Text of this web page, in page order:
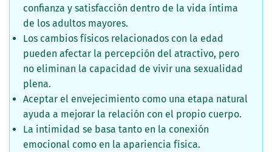
confianza y satisfacción dentro de la vida íntima
de los adultos mayores.
Los cambios físicos relacionados con la edad
pueden afectar la percepción del atractivo, pero
no eliminan la capacidad de vivir una sexualidad
plena.
Aceptar el envejecimiento como una etapa natural
ayuda a mejorar la relación con el propio cuerpo.
La intimidad se basa tanto en la conexión
emocional como en la apariencia física.